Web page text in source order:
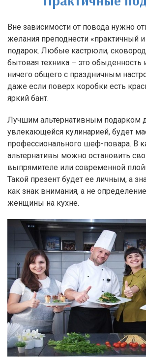
Вне зависимости от повода нужно
желания преподнести «практичный
подарок. Любые кастрюли,
бытовая техника – это обыденность
ничего общего с праздничным
даже если поверх коробки есть
яркий бант.
Лучшим альтернативным подарком
увлекающейся кулинарией, будет
профессионального шеф-повара. В
альтернативы можно остановить
выпрямителе или современной
Такой презент будет ее личным, а
как знак внимания, а не
женщины на кухне.